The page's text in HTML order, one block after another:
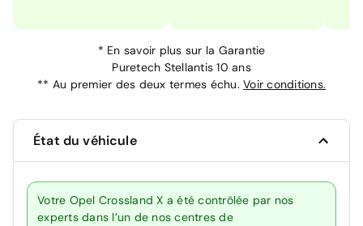
* En savoir plus sur la Garantie
Puretech Stellantis 10 ans
** Au premier des deux termes échu. Voir conditions.
État du véhicule
Votre Opel Crossland X a été contrôlée par nos
experts dans l’un de nos centres de